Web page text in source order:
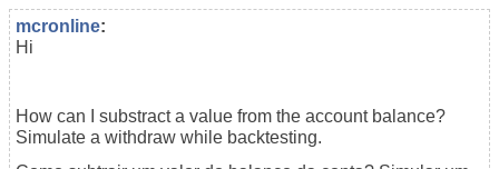
mcronline:
Hi
How can I substract a value from the account balance?
Simulate a withdraw while backtesting.